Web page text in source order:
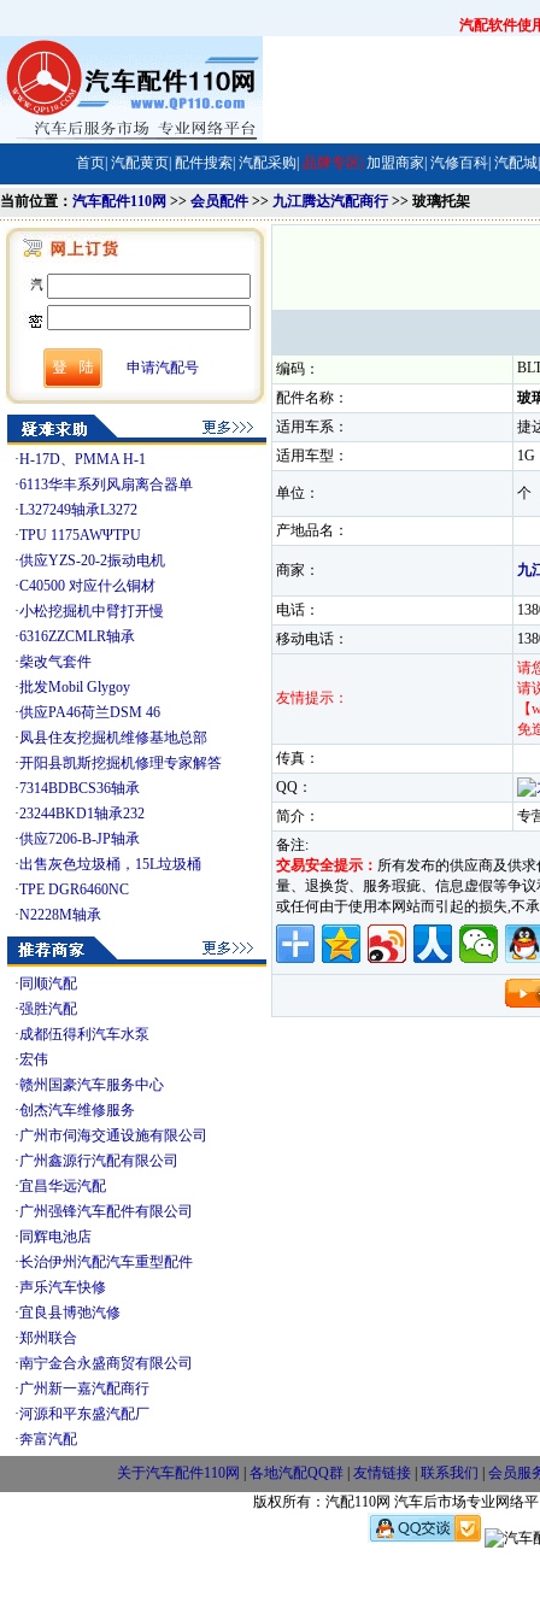
汽配软件使
首页| 汽配黄页| 配件搜索| 汽配采购| 品牌专区| 加盟商家| 汽修百科| 汽配城|
当前位置： 汽车配件110网 >> 会员配件 >> 九江腾达汽配商行>> 玻璃托架
申请汽配号
·H-17D、PMMA H-1
·6113华丰系列风扇离合器单
·L327249轴承L3272
·TPU 1175AWΨTPU
·供应YZS-20-2振动电机
·C40500 对应什么铜材
·小松挖掘机中臂打开慢
·6316ZZCMLR轴承
·柴改气套件
·批发Mobil Glygoy
·供应PA46荷兰DSM 46
·凤县住友挖掘机维修基地总部
·开阳县凯斯挖掘机修理专家解答
·7314BDBCS36轴承
·23244BKD1轴承232
·供应7206-B-JP轴承
·出售灰色垃圾桶，15L垃圾桶
·TPE DGR6460NC
·N2228M轴承
· 同顺汽配
·强胜汽配
·成都伍得利汽车水泵
·宏伟
·赣州国豪汽车服务中心
·创杰汽车维修服务
·广州市伺海交通设施有限公司
·广州鑫源行汽配有限公司
·宜昌华远汽配
·广州强锋汽车配件有限公司
· 同辉电池店
·长治伊州汽配汽车重型配件
·声乐汽车快修
·宜良县博弛汽修
·郑州联合
·南宁金合永盛商贸有限公司
·广州新一嘉汽配商行
·河源和平东盛汽配厂
·奔富汽配
编码：
配件名称：
玻
适用车系：
捷
适用车型：
单位：
产地品名：
商家： 九
电话：
移动电话：
友情提示：
请
请
免
传真：
QQ：
简介：
专
备注:
交易安全提示： 所有发布的供应商及供
量、退换货、服务瑕疵、信息虚假等争
或任何由于使用本网站而引起的损失,
关于汽车配件110网 各地汽配QQ群 友情链接 联系我们
会员服
版权所有：汽配110网 汽车后市场专业网络